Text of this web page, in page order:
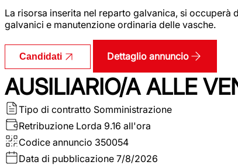
La risorsa inserita nel reparto galvanica, si
galvanici e manutenzione ordinaria delle vasche.
Candidati Dettaglio annuncio
AUSILIARIO/A ALLE
Tipo di contratto Somministrazione
Retribuzione Lorda 9.16 all'ora
Codice annuncio 350054
Data di pubblicazione 7/8/2026